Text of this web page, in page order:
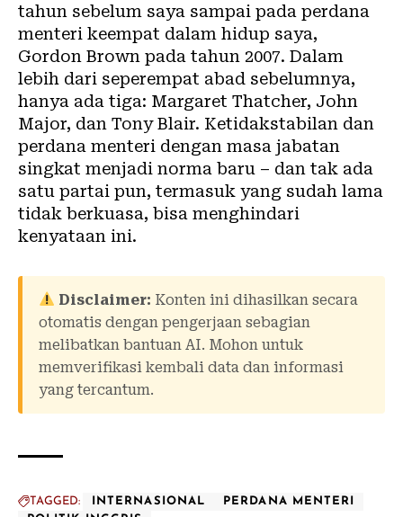
tahun sebelum saya sampai pada perdana
menteri keempat dalam hidup saya,
Gordon Brown pada tahun 2007. Dalam
lebih dari seperempat abad sebelumnya,
hanya ada tiga: Margaret Thatcher, John
Major, dan Tony Blair. Ketidakstabilan dan
perdana menteri dengan masa jabatan
singkat menjadi norma baru – dan tak ada
satu partai pun, termasuk yang sudah lama
tidak berkuasa, bisa menghindari
kenyataan ini.
Disclaimer: Konten ini dihasilkan secara
otomatis dengan pengerjaan sebagian
melibatkan bantuan AI. Mohon untuk
memverifikasi kembali data dan informasi
yang tercantum.
TAGGED: INTERNASIONAL
PERDANA MENTERI